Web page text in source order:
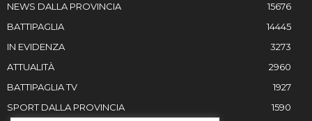
NEWS DALLA PROVINCIA
15676
BATTIPAGLIA
14445
IN EVIDENZA
3273
ATTUALITÀ
2960
BATTIPAGLIA TV
1927
SPORT DALLA PROVINCIA
1590